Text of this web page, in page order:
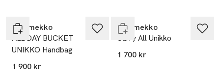
Marimekko
ALL DAY BUCKET
UNIKKO Handbag
1 900 kr
Marimekko
Carry All Unikko
1 700 kr